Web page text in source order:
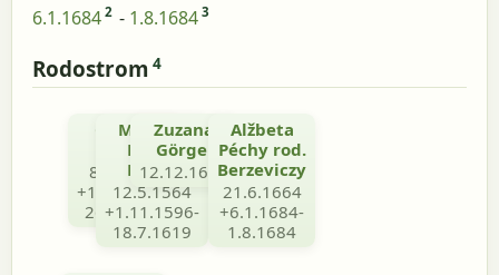
6.1.1684 2 - 1.8.1684 3
Rodostrom 4
Gašpar
Péchy
8.9.1556
+16.5.1576-
26.2.1577
Margita
Péchy
Dóczy
12.5.1564
+1.11.1596-
18.7.1619
Zuzana
Görgei
12.12.1613
Alžbeta
Péchy rod.
Berzeviczy
21.6.1664
+6.1.1684-
1.8.1684